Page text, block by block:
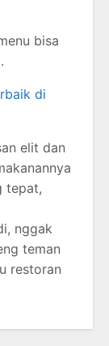
bisa
di
elit dan
tepat,
nggak
teman
restoran